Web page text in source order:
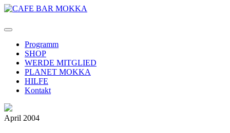
Programm
SHOP
WERDE MITGLIED
PLANET MOKKA
HILFE
Kontakt
April 2004